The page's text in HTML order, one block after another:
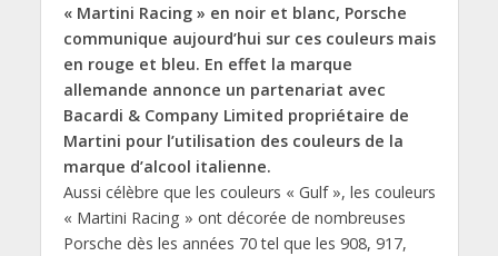
« Martini Racing » en noir et blanc, Porsche
communique aujourd’hui sur ces couleurs mais
en rouge et bleu. En effet la marque
allemande annonce un partenariat avec
Bacardi & Company Limited propriétaire de
Martini pour l’utilisation des couleurs de la
marque d’alcool italienne.
Aussi célèbre que les couleurs « Gulf », les couleurs
« Martini Racing » ont décorée de nombreuses
Porsche dès les années 70 tel que les 908, 917,